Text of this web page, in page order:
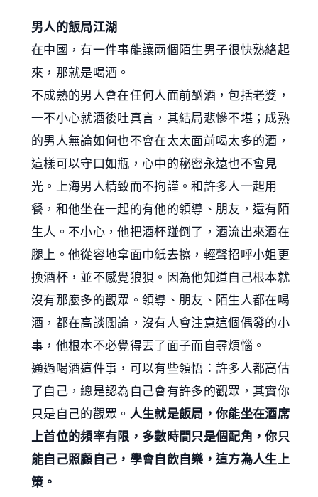
男人的飯局江湖
在中國，有一件事能讓兩個陌生男子很快熟絡起
來，那就是喝酒。
不成熟的男人會在任何人面前酗酒，包括老婆，
一不小心就酒後吐真言，其結局悲慘不堪；成熟
的男人無論如何也不會在太太面前喝太多的酒，
這樣可以守口如瓶，心中的秘密永遠也不會見
光。上海男人精致而不拘謹。和許多人一起用
餐，和他坐在一起的有他的領導、朋友，還有陌
生人。不小心，他把酒杯踫倒了，酒流出來酒在
腿上。他從容地拿面巾紙去擦，輕聲招呼小姐更
換酒杯，並不感覺狼狽。因為他知道自己根本就
沒有那麼多的觀眾。領導、朋友、陌生人都在喝
酒，都在高談闊論，沒有人會注意這個偶發的小
事，他根本不必覺得丟了面子而自尋煩惱。
通過喝酒這件事，可以有些領悟︰許多人都高估
了自己，總是認為自己會有許多的觀眾，其實你
只是自己的觀眾。 人生就是飯局，你能坐在酒席
上首位的頻率有限，多數時間只是個配角，你只
能自己照顧自己，學會自飲自樂，這方為人生上
策。